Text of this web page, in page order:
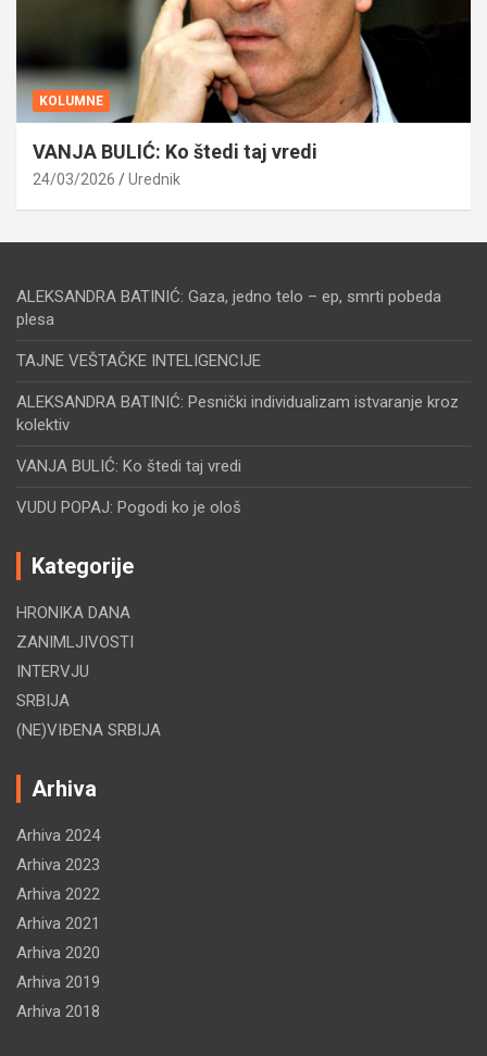
KOLUMNE
VANJA BULIĆ: Ko štedi taj vredi
24/03/2026 Urednik
ALEKSANDRA BATINIĆ: Gaza, jedno telo – ep, smrti pobeda
plesa
TAJNE VEŠTAČKE INTELIGENCIJE
ALEKSANDRA BATINIĆ: Pesnički individualizam istvaranje kroz
kolektiv
VANJA BULIĆ: Ko štedi taj vredi
VUDU POPAJ: Pogodi ko je ološ
Kategorije
HRONIKA DANA
ZANIMLJIVOSTI
INTERVJU
SRBIJA
(NE)VIĐENA SRBIJA
Arhiva
Arhiva 2024
Arhiva 2023
Arhiva 2022
Arhiva 2021
Arhiva 2020
Arhiva 2019
Arhiva 2018